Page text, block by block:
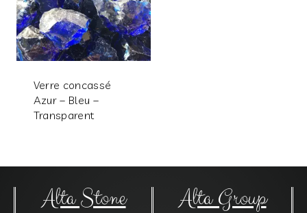
Verre concassé
Azur – Bleu –
Transparent
Alta Stone Alta Group